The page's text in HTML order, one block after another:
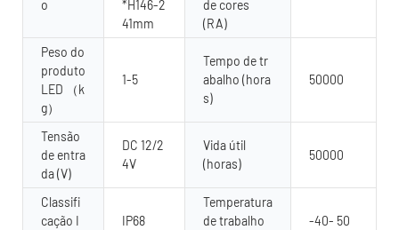
o
*H146-2
41mm
de cores
(RA)
Peso do
produto
LED （k
g）
1-5
Tempo de tr
abalho (hora
s)
50000
Tensão
de entra
da (V)
DC 12/2
4V
Vida útil
(horas)
50000
Classifi
cação I
IP68
Temperatura
de trabalho
-40- 50